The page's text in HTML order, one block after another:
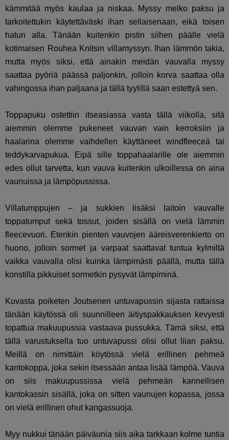
kämmitää myös kaulaa ja niskaa. Myssy melko paksu ja
tarkoitettukin käytettäväski ihan sellaisenaan, eikä toisen
hatun alla. Tänään kuitenkin pistin siihen päälle vielä
kotimaisen Rouhea Knitsin villamyssyn. Ihan lämmön takia,
mutta myös siksi, että ainakin meidän vauvalla myssy
saattaa pyöriä päässä paljonkin, jolloin korva saattaa olla
vahingossa ihan paljaana ja tällä tyylillä saan estettyä sen.
Toppapuku ostettiin itseasiassa vasta tällä viikolla, sitä
aiemmin olemme pukeneet vauvan vain kerroksiin ja
haalarina olemme vaihdellen käyttäneet windfleeceä tai
teddykarvapukua. Eipä sille toppahaalarille ole aiemmin
edes ollut tarvetta, kun vauva kuitenkin ulkoillessa on aina
vaunuissa ja lämpöpussissa.
Villatumppujen – ja sukkien lisäksi laitoin vauvalle
toppatumput sekä tossut, joiden sisällä on vielä lämmin
fleecevuori. Etenkin pienten vauvojen ääreisverenkierto on
huono, jolloin sormet ja varpaat saattavat tuntua kylmiltä
vaikka vauvalla olisi kuinka lämpimästi päällä, mutta tällä
konstilla pikkuiset sormetkin pysyvät lämpiminä.
Kuvasta poiketen Joutsenen untuvapussin sijasta rattaissa
tänään käytössä oli suunnilleen äitiyspakkauksen kevyesti
topattua makuupussia vastaava pussukka. Tämä siksi, että
tällä varustuksella tuo untuvapussi olisi ollut liian paksu.
Meillä on nimittäin köytössä vielä erillinen pehmeä
kantokoppa, joka sekin itsessään antaa lisää lämpöä. Vauva
on siis makuupussissa vielä pehmeän kannellisen
kantokassin sisällä, joka on sitten vaunujen kopassa, jossa
on vielä erillinen ohut kangassuoja.
Myy nukkui tänään päiväunia siis aika tarkkaan kolme tuntia